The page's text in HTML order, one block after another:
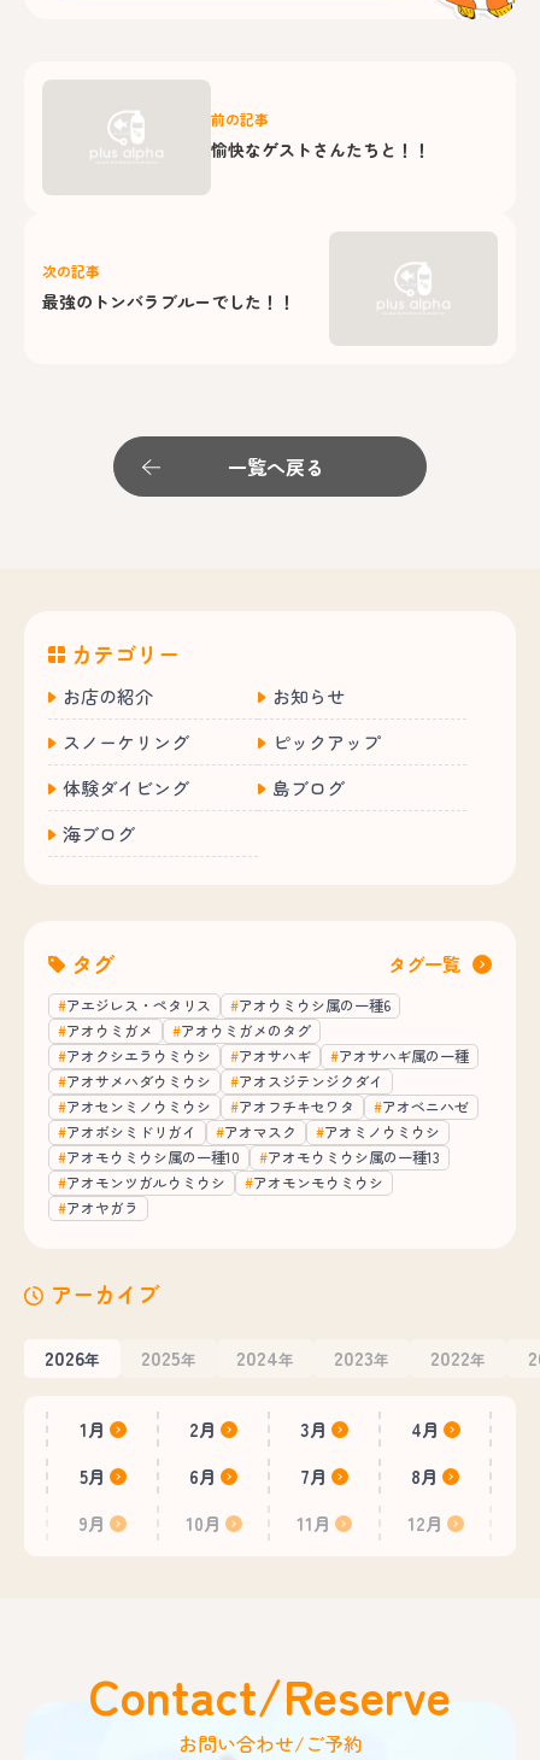
前の記事
愉快なゲストさんたちと！！
次の記事
最強のトンバラブルーでした！！
一覧へ戻る
カテゴリー
お店の紹介
お知らせ
スノーケリング
ピックアップ
体験ダイビング
島ブログ
海ブログ
タグ タグ一覧
アエジレス・ペタリス
アオウミウシ属の一種6
アオウミガメ
アオウミガメのタグ
アオクシエラウミウシ
アオサハギ
アオサハギ属の一種
アオサメハダウミウシ
アオスジテンジクダイ
アオセンミノウミウシ
アオフチキセワタ
アオベニハゼ
アオボシミドリガイ
アオマスク
アオミノウミウシ
アオモウミウシ属の一種10
アオモウミウシ属の一種13
アオモンツガルウミウシ
アオモンモウミウシ
アオヤガラ
アーカイブ
2026年 2025年 2024年 2023年 2022年
1月 2月 3月
4月
5月
6月 7月
8月
9月
10月 11月 12月
Contact/Reserve
お問い合わせ/ご予約